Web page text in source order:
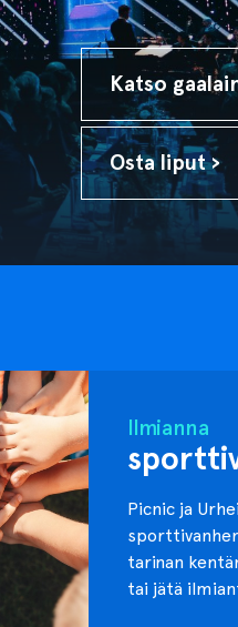
Katso
Osta liput ›
Ilmianna
Picnic ja
tarinan
tai jätä